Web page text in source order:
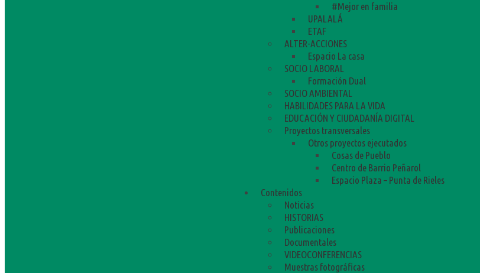
#Mejor en familia
UPALALÁ
ETAF
ALTER-ACCIONES
Espacio La casa
SOCIO LABORAL
Formación Dual
SOCIO AMBIENTAL
HABILIDADES PARA LA VIDA
EDUCACIÓN Y CIUDADANÍA DIGITAL
Proyectos transversales
Otros proyectos ejecutados
Cosas de Pueblo
Centro de Barrio Peñarol
Espacio Plaza – Punta de Rieles
Contenidos
Noticias
HISTORIAS
Publicaciones
Documentales
VIDEOCONFERENCIAS
Muestras fotográficas